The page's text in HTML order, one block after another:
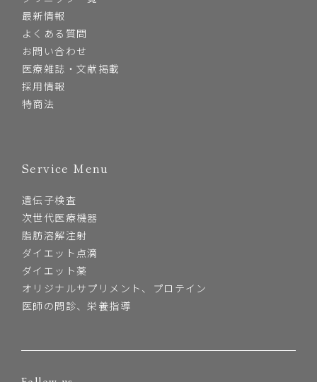
最新情報
よくある質問
お問い合わせ
医療雑誌・文献掲載
採用情報
特商法
Service Menu
遺伝子検査
次世代医療機器
脂肪溶解注射
ダイエット点滴
ダイエット薬
オリジナルサプリメント、プロテイン
医師の問診、栄養指導